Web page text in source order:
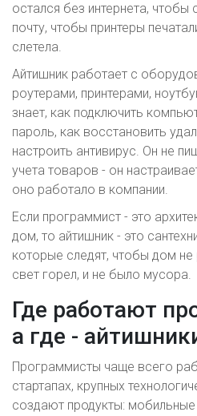
остался без интернета, чтобы
почту, чтобы принтеры
слетела.
Айтишник работает с
роутерами, принтерами,
знает, как подключить
пароль, как восстановить
настроить антивирус. Он не
учета товаров - он
оно работало в компании.
Если программист - это
дом, то айтишник - это
которые следят, чтобы дом не
свет горел, и не было мусора.
Где работают
а где -
Программисты чаще всего
стартапах, крупных
создают продукты: